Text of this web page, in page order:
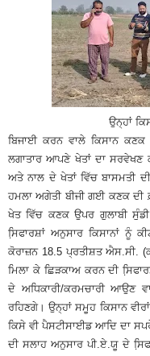
ਉਨ੍ਹਾਂ ਕਿਸਾਨ ਵੀਰਾਂ
ਬਿਜਾਈ ਕਰਨ ਵਾਲੇ ਕਿਸਾਨ
ਲਗਾਤਾਰ ਆਪਣੇ ਖੇਤਾਂ ਦਾ ਸਰਵੇਖਣ
ਅਤੇ ਨਾਲ ਦੇ ਖੇਤਾਂ ਵਿੱਚ ਬਾਸਮਤੀ
ਹਮਲਾ ਅਗੇਤੀ ਬੀਜੀ ਗਈ ਕਣਕ ਦੀ
ਖੇਤ ਵਿੱਚ ਕਣਕ ਉਪਰ ਗੁਲਾਬੀ
ਸਿ਼ਫਾਰਸ਼ਾਂ ਅਨੁਸਾਰ ਕਿਸਾਨਾਂ ਨੂੰ
ਕੋਰਾਜ਼ਨ 18.5 ਪ੍ਰਤੀਸ਼ਤ ਐਸ.ਸੀ.
ਮਿਲਾ ਕੇ ਛਿੜਕਾਅ ਕਰਨ ਦੀ
ਦੇ ਅਧਿਕਾਰੀ/ਕਰਮਚਾਰੀ ਆਉਣ
ਰਹਿਣਗੇ। ਉਨ੍ਹਾਂ ਸਮੂਹ ਕਿਸਾਨ
ਕਿਸੇ ਵੀ ਪੈਸਟੀਸਾਈਡ ਆਦਿ ਦਾ
ਦੀ ਸਲਾਹ ਅਨੁਸਾਰ ਪੀ.ਏ.ਯੂ ਦੇ